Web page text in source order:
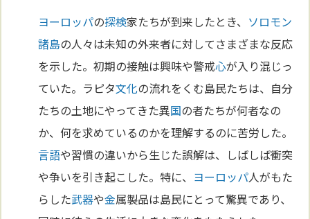
ヨーロッパの探検家たちが到来したとき、 ソロモン
諸島の人々は未知の外来者に対してさまざまな反応
を示した。初期の接触は興味や警戒心が入り混じっ
ていた。ラピタ文化の流れをくむ島民たちは、自分
たちの土地にやってきた異国の者たちが何者なの
か、何を求めているのかを理解するのに苦労した。
言語や習慣の違いから生じた誤解は、しばしば衝突
や争いを引き起こした。特に、 ヨーロッパ人がもた
らした武器や金属製品は島民にとって驚異であり、